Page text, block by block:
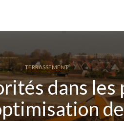
TERRASSEMENT
dans les